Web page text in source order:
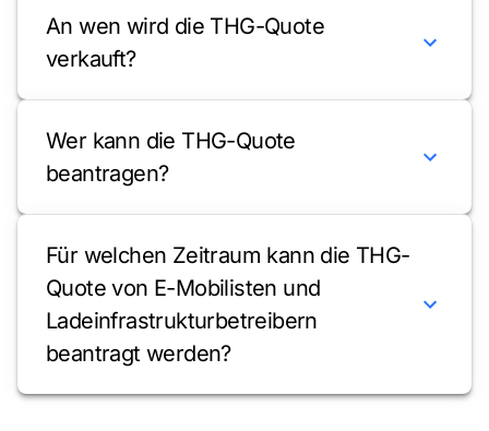
An wen wird die THG-Quote
verkauft?
Wer kann die THG-Quote
beantragen?
Für welchen Zeitraum kann die THG-
Quote von E-Mobilisten und
Ladeinfrastrukturbetreibern
beantragt werden?